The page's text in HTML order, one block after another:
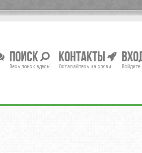
Поиск
Весь поиск здесь!
Контакты
Оставайтесь на связи